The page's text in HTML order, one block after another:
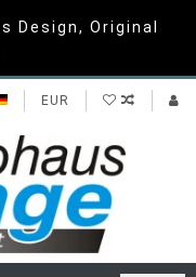
Design, Original
EUR